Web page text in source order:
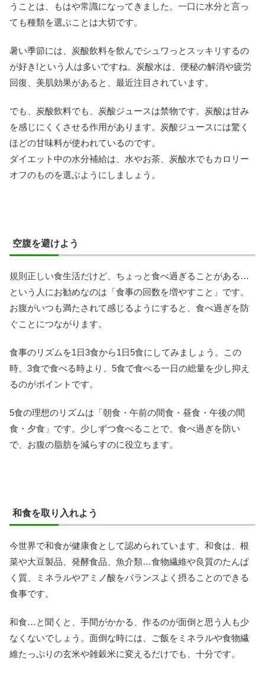
うことは、もはや常識になってきました。一口に水分と言っ
ても種類を選ぶことは大切です。
暑い季節には、炭酸飲料を飲んでシュワっとスッキリするの
が好き!という人は多いですね。炭酸水は、便秘の解消や疲労
回復、美肌効果があると、最近注目されています。
でも、炭酸飲料でも、炭酸ジュースは禁物です。炭酸は甘み
を感じにくくさせる作用があります。炭酸ジュースには驚く
ほどの甘味料が使われているのです。
ダイエット中の水分補給は、水やお茶、炭酸水でもカロリー
オフのものを選ぶようにしましょう。
空腹を避けよう
規則正しい食生活だけど、ちょっと食べ過ぎることがある…
という人にお勧めなのは「食事の回数を増やすこと」です。
お腹がいつも満たされて感じるようにすると、食べ過ぎを防
ぐことにつながります。
食事のリズムを1日3食から1日5食にしてみましょう。この
時、3食で食べる時より、5食で食べる一日の総量を少し抑え
るのがポイントです。
5食の理想のリズムは「朝食・午前の間食・昼食・午後の間
食・夕食」です。少しずつ食べることで、食べ過ぎを防い
で、お腹の脂肪を減らすのに役立ちます。
和食を取り入れよう
今世界で和食が健康食として認められています。和食は、根
菜や大豆製品、発酵食品、魚介類…食物繊維や良質のたんぱ
く質、ミネラルやアミノ酸をバランスよく摂ることのできる
食事です。
和食…と聞くと、手間がかかる、作るのが面倒と思う人も少
なくないでしょう。面倒な時には、ご飯をミネラルや食物繊
維たっぷりの玄米や雑穀米に変えるだけでも、十分です。